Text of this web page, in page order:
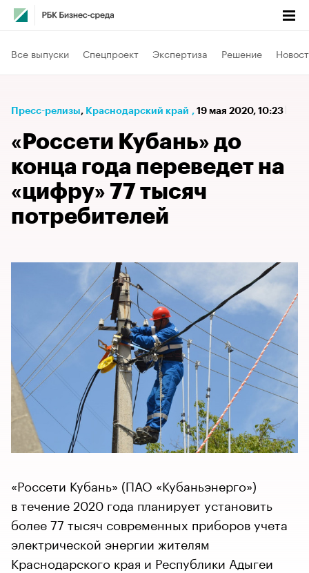
Все выпуски Спецпроект Экспертиза Решение
Пресс-релизы⁠, Краснодарский край , 19 мая 2020, 10:23
«Россети Кубань» до
конца года переведет на
«цифру» 77 тысяч
потребителей
«Россети Кубань» (ПАО «Кубаньэнерго»)
в течение 2020 года планирует установить
более 77 тысяч современных приборов учета
электрической энергии жителям
Краснодарского края и Республики Адыгеи